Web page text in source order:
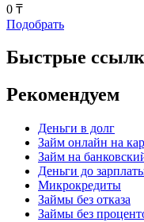
0 ₸
Подобрать
Быстрые
Рекомендуем
Деньги в долг
Займ онлайн на
Займ на
Деньги до
Микрокредиты
Займы без отказа
Займы без